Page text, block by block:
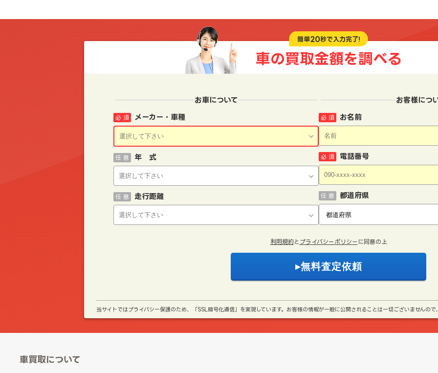
簡単20秒で入力完了!
車の買取金額を調べる
お車について
メーカー・車種
必 須
年 式
任 意
走行距離
任 意
お客様につ
お名前
必 須
電話番号
必 須
都道府県
任 意
利用規約 と プライバシーポリシー に同意の上
当サイトではプライバシー保護のため、「SSL暗号化通信」を実現しています。お客様の情報が一般に公開されることは一切ございませんの
車買取について